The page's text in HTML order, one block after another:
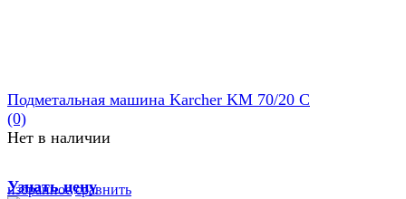
избранное сравнить
Подметальная машина Karcher KM 70/20 C
(0)
Нет в наличии
Узнать цену